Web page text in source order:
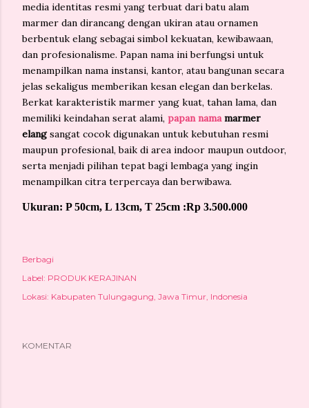
media identitas resmi yang terbuat dari batu alam
marmer dan dirancang dengan ukiran atau ornamen
berbentuk elang sebagai simbol kekuatan, kewibawaan,
dan profesionalisme. Papan nama ini berfungsi untuk
menampilkan nama instansi, kantor, atau bangunan secara
jelas sekaligus memberikan kesan elegan dan berkelas.
Berkat karakteristik marmer yang kuat, tahan lama, dan
memiliki keindahan serat alami, papan namamarmer
elangsangat cocok digunakan untuk kebutuhan resmi
maupun profesional, baik di area indoor maupun outdoor,
serta menjadi pilihan tepat bagi lembaga yang ingin
menampilkan citra terpercaya dan berwibawa.
Ukuran: P 50cm, L 13cm, T 25cm :Rp 3.500.000
Berbagi
Label: PRODUK KERAJINAN
Lokasi: Kabupaten Tulungagung, Jawa Timur, Indonesia
KOMENTAR